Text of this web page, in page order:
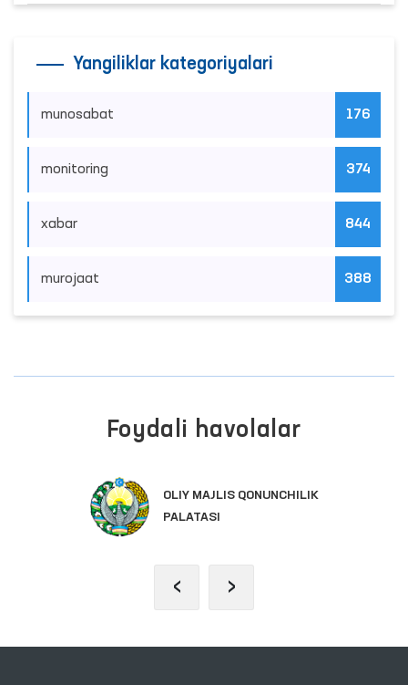
Yangiliklar kategoriyalari
munosabat 176
monitoring 374
xabar 844
murojaat 388
Foydali havolalar
OLIY MAJLIS QONUNCHILIK
PALATASI
‹ ›